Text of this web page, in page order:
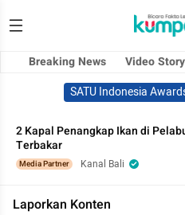
Breaking News Video Story
SATU Indonesia
2 Kapal Penangkap Ikan di
Terbakar
Media Partner Kanal Bali
Laporkan Konten